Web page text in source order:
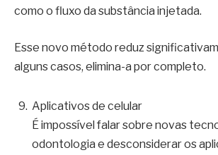
como o fluxo da substância injetada.
Esse novo método reduz
alguns casos, elimina-a por completo.
Aplicativos de celular
É impossível falar sobre novas
odontologia e desconsiderar os